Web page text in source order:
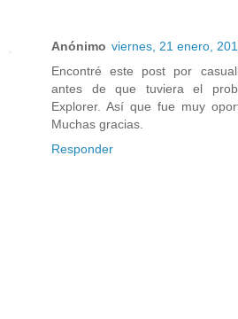
Anónimo viernes, 21 enero,
Encontré este post por
antes de que tuviera el
Explorer. Así que fue muy
Muchas gracias.
Responder